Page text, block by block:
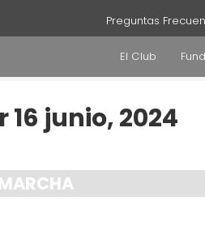
Preguntas
El Club
16 junio, 2024